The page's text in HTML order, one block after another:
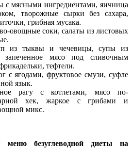
с мясными ингредиентами, яичница
творожные сырки без сахара,
грибная мусака.
овощные соки, салаты из листовых
из тыквы и чечевицы, супы из
запеченное мясо под сливочным
тефтели.
с ягодами, фруктовое смузи, суфле
язык.
рагу с котлетами, мясо по-
хек, жаркое с грибами и
микс.
меню безуглеводной диеты на